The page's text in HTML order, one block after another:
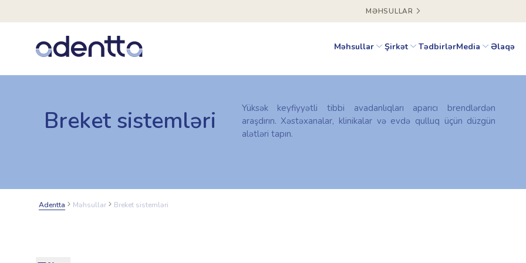
MƏHSULLAR
Məhsullar Şirkət TədbirlərMedia Əlaqə
Breket sistemləri
Yüksək keyfiyyətli tibbi avadanlıqları aparıcı brendlərdən
araşdırın. Xəstəxanalar, klinikalar və evdə qulluq üçün düzgün
alətləri tapın.
Adentta Məhsullar Breket sistemləri